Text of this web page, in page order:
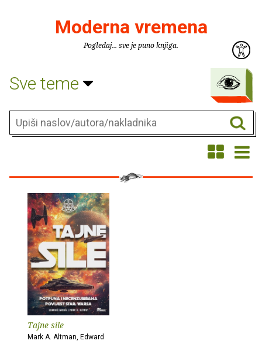
Moderna vremena
Pogledaj... sve je puno knjiga.
Sve teme
Tajne sile
Mark A. Altman, Edward